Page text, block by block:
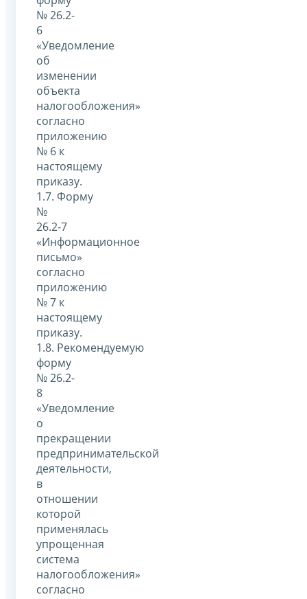
№ 26.2-
6
«Уведомление
об
изменении
объекта
налогообложения»
согласно
приложению
№ 6 к
настоящему
приказу.
1.7. Форму
№
26.2-7
«Информационное
письмо»
согласно
приложению
№ 7 к
настоящему
приказу.
1.8. Рекомендуемую
форму
№ 26.2-
8
«Уведомление
о
прекращении
предпринимательской
деятельности,
в
отношении
которой
применялась
упрощенная
система
налогообложения»
согласно